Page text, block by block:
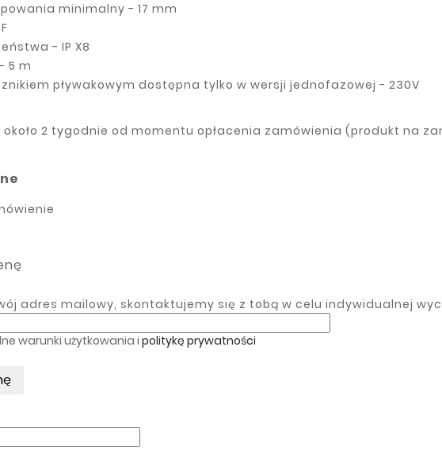
minimalny - 17 mm
- IP X8
5 m
pływakowym dostępna tylko w wersji jednofazowej - 230V
około 2 tygodnie od momentu opłacenia zamówienia (produkt na
adres mailowy, skontaktujemy się z tobą w celu indywidualnej
warunki użytkowania i politykę prywatności